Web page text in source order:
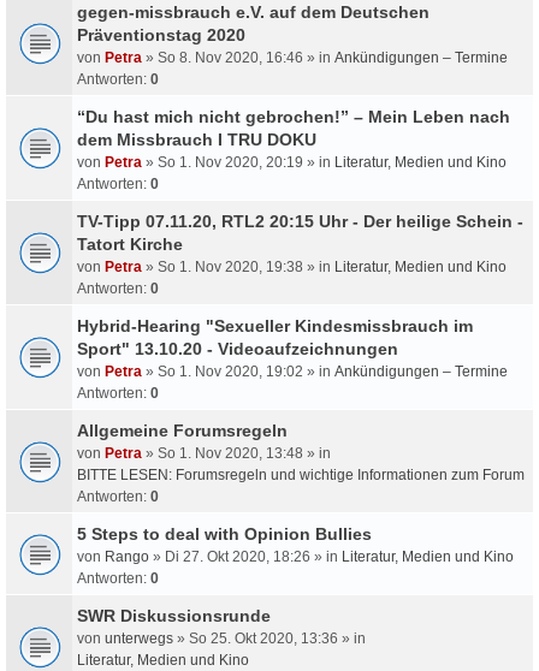
gegen-missbrauch e.V. auf dem Deutschen
Präventionstag 2020
von Petra » So 8. Nov 2020, 16:46 » in Ankündigungen – Termine
Antworten: 0
“Du hast mich nicht gebrochen!” – Mein Leben nach
dem Missbrauch I TRU DOKU
von Petra » So 1. Nov 2020, 20:19 » in Literatur, Medien und Kino
Antworten: 0
TV-Tipp 07.11.20, RTL2 20:15 Uhr - Der heilige Schein -
Tatort Kirche
von Petra » So 1. Nov 2020, 19:38 » in Literatur, Medien und Kino
Antworten: 0
Hybrid-Hearing "Sexueller Kindesmissbrauch im
Sport" 13.10.20 - Videoaufzeichnungen
von Petra » So 1. Nov 2020, 19:02 » in Ankündigungen – Termine
Antworten: 0
Allgemeine Forumsregeln
von Petra » So 1. Nov 2020, 13:48 » in
BITTE LESEN: Forumsregeln und wichtige Informationen zum Forum
Antworten: 0
5 Steps to deal with Opinion Bullies
von Rango » Di 27. Okt 2020, 18:26 » in Literatur, Medien und Kino
Antworten: 0
SWR Diskussionsrunde
von unterwegs » So 25. Okt 2020, 13:36 » in
Literatur, Medien und Kino